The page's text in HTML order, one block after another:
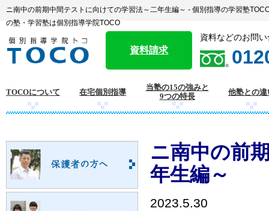
ニ南中の前期中間テストに向けての学習法～二年生編～ - 個別指導の学習塾
の塾・学習塾は個別指導学院TOCO
資料請求
資料などのお問
TOCOについて 在宅個別指導
当塾の15の強みと
9つの特長
他塾との違
ニ南中の前
年生編～
2023.5.30